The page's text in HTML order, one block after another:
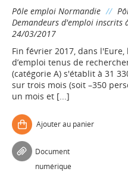
Pôle emploi Normandie //
Demandeurs d'emploi inscrits
24/03/2017
Fin février 2017, dans
d’emploi tenus de
(catégorie A) s'établit à 31
sur trois mois (soit –350
un mois et [...]
Ajouter au panier
Document
numérique